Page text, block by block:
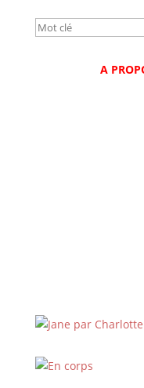
Rechercher:
A